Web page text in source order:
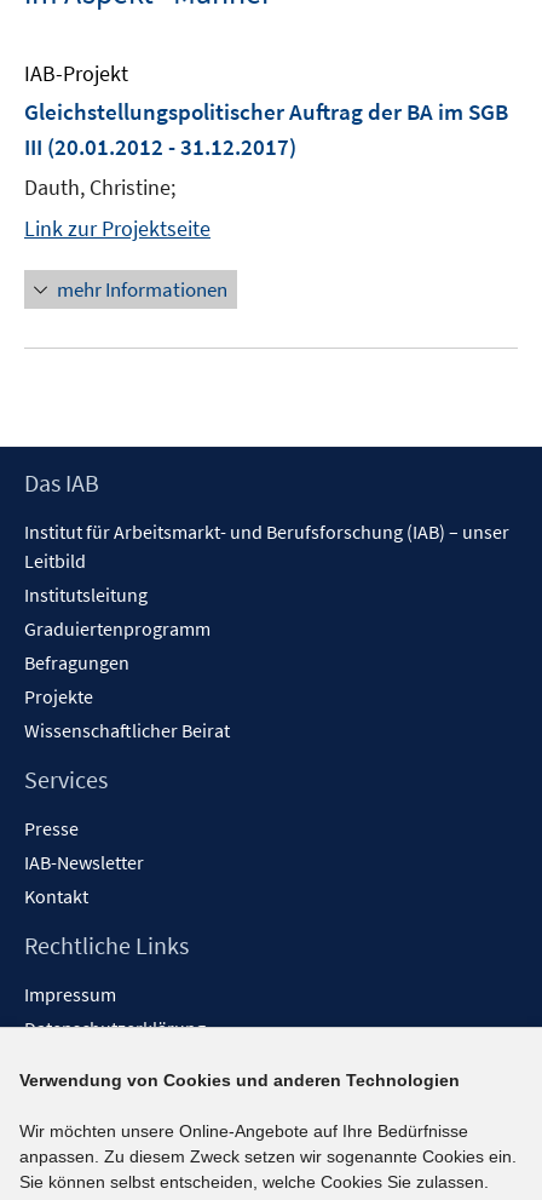
IAB-Projekt
Gleichstellungspolitischer Auftrag der BA im SGB
III (20.01.2012 - 31.12.2017)
Dauth, Christine;
Link zur Projektseite
mehr Informationen
Footer
Das IAB
Institut für Arbeitsmarkt- und Berufsforschung (IAB) – unser
Leitbild
Institutsleitung
Graduiertenprogramm
Befragungen
Projekte
Wissenschaftlicher Beirat
Services
Presse
IAB-Newsletter
Kontakt
Rechtliche Links
Impressum
Datenschutzerklärung
Barrieren melden
Social-Media-Kanäle
BlueSky
Verwendung von Cookies und anderen Technologien
Wir möchten unsere Online-Angebote auf Ihre Bedürfnisse
anpassen. Zu diesem Zweck setzen wir sogenannte Cookies ein.
Sie können selbst entscheiden, welche Cookies Sie zulassen.